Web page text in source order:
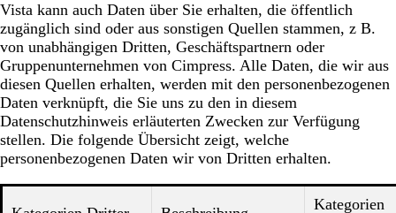
Vista kann auch Daten über Sie erhalten, die öffentlich
zugänglich sind oder aus sonstigen Quellen stammen, z B.
von unabhängigen Dritten, Geschäftspartnern oder
Gruppenunternehmen von Cimpress. Alle Daten, die wir aus
diesen Quellen erhalten, werden mit den personenbezogenen
Daten verknüpft, die Sie uns zu den in diesem
Datenschutzhinweis erläuterten Zwecken zur Verfügung
stellen. Die folgende Übersicht zeigt, welche
personenbezogenen Daten wir von Dritten erhalten.
Kategorien